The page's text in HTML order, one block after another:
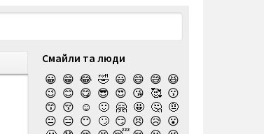
Смайли та люди
😀 😁 😂 🤣 😃 😄 😅 😆
😉 😊 😋 😎 😍 😘 🥰 😗
😙 😚 ☺️ 🙂 🤗 🤩 🤔 🤨
😐 😑 😶 🙄 😏 😣 😥 😮